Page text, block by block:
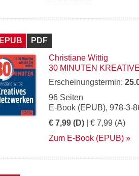
EPUB
PDF
Christiane Wittig
30 MINUTEN
Erscheinungstermin:
96 Seiten
E-Book (EPUB), 978-3-
€ 7,99 (D) | € 7,99 (A)
Zum E-Book (EPUB)